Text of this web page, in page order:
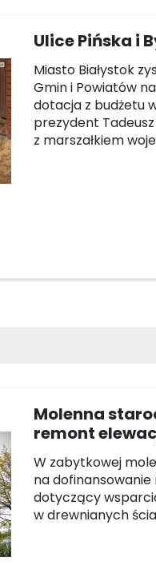
Ulice Pińska i
Miasto Białystok
Gmin i Powiatów
dotacja z budżetu
prezydent
z marszałkiem
Molenna
remont
W zabytkowej
na
dotyczący
w drewnianych